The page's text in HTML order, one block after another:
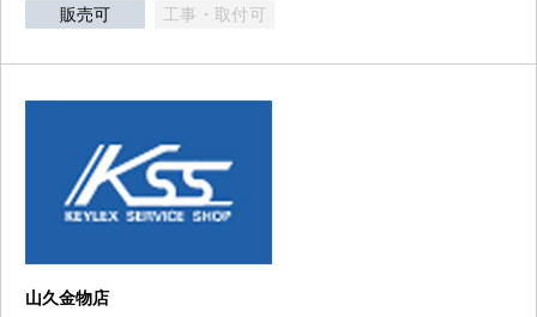
販売可 工事・取付可
山久金物店